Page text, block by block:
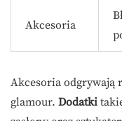
Akcesoria
Akcesoria odgrywają
glamour. Dodatki